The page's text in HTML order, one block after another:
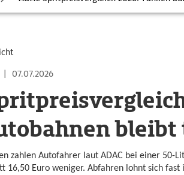
| 07.07.2026
zahlen Autofahrer laut ADAC bei einer 50-
16,50 Euro weniger. Abfahren lohnt sich fast